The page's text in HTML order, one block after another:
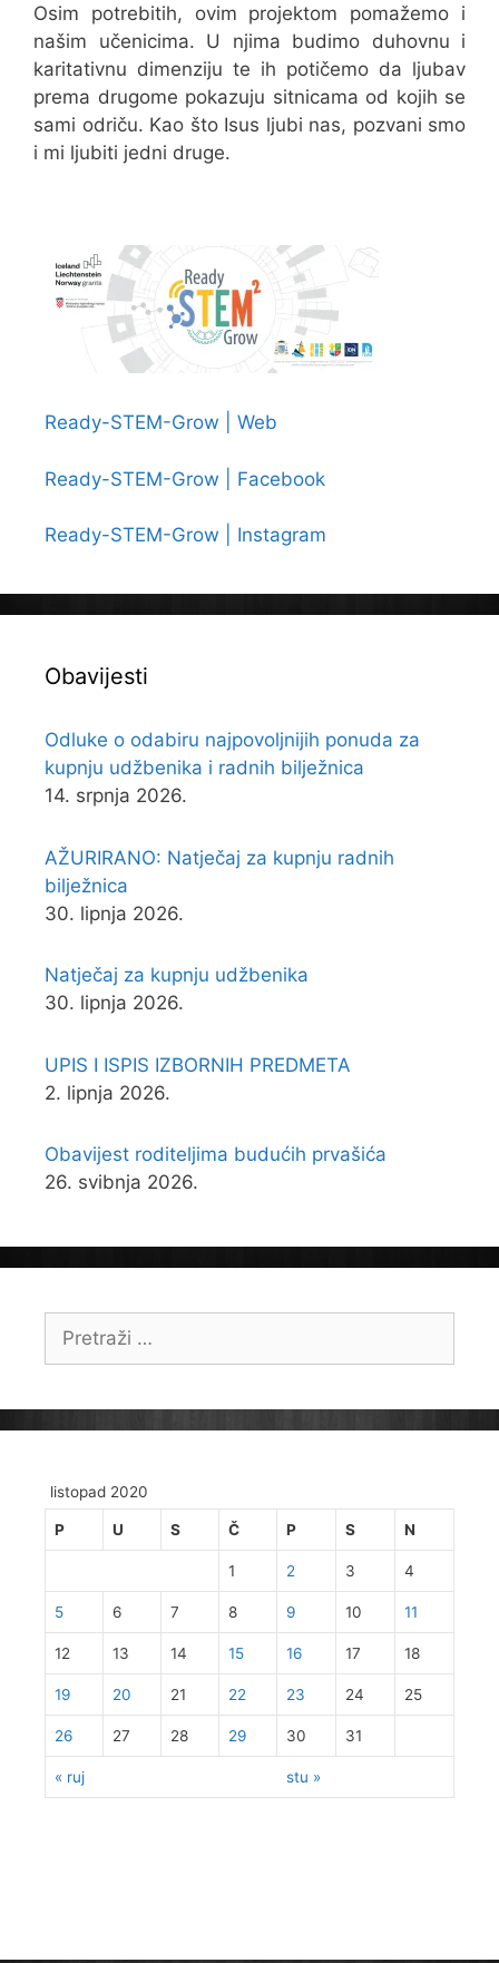
Osim potrebitih, ovim projektom pomažemo i
našim učenicima. U njima budimo duhovnu i
karitativnu dimenziju te ih potičemo da ljubav
prema drugome pokazuju sitnicama od kojih se
sami odriču. Kao što Isus ljubi nas, pozvani smo
i mi ljubiti jedni druge.
Ready-STEM-Grow | Web
Ready-STEM-Grow | Facebook
Ready-STEM-Grow | Instagram
Obavijesti
Odluke o odabiru najpovoljnijih ponuda za
kupnju udžbenika i radnih bilježnica
14. srpnja 2026.
AŽURIRANO: Natječaj za kupnju radnih
bilježnica
30. lipnja 2026.
Natječaj za kupnju udžbenika
30. lipnja 2026.
UPIS I ISPIS IZBORNIH PREDMETA
2. lipnja 2026.
Obavijest roditeljima budućih prvašića
26. svibnja 2026.
Pretraži:
listopad 2020
P U S Č P S N
« ruj stu »
1 2 3 4
5 6 7 8 9 10 11
12 13 14 15 16 17 18
19 20 21 22 23 24 25
26 27 28 29 30 31